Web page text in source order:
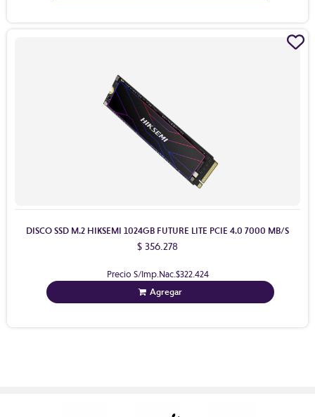
DISCO SSD M.2 HIKSEMI 1024GB FUTURE LITE PCIE 4.0 7000 MB/S
$ 356.278
Precio S/Imp.Nac.$322.424
Agregar